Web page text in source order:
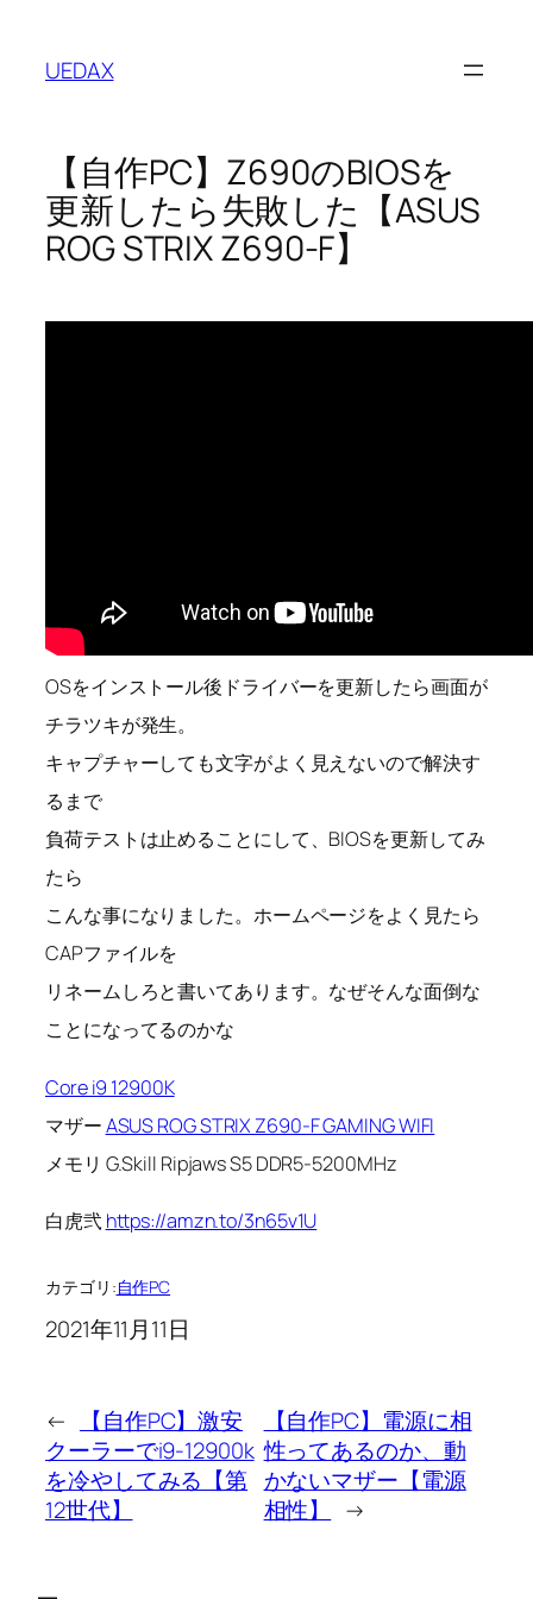
UEDAX
【自作PC】Z690のBIOSを
更新したら失敗した【ASUS
ROG STRIX Z690-F】
OSをインストール後ドライバーを更新したら画面が
チラツキが発生。
キャプチャーしても文字がよく見えないので解決す
るまで
負荷テストは止めることにして、BIOSを更新してみ
たら
こんな事になりました。ホームページをよく見たら
CAPファイルを
リネームしろと書いてあります。なぜそんな面倒な
ことになってるのかな
Core i9 12900K
マザーASUS ROG STRIX Z690-F GAMING WIFI
メモリ G.Skill Ripjaws S5 DDR5-5200MHz
白虎弐 https://amzn.to/3n65v1U
カテゴリ:自作PC
2021年11月11日
←
【自作PC】激安
クーラーでi9-12900k
を冷やしてみる【第
12世代】
【自作PC】電源に相
性ってあるのか、動
かないマザー【電源
相性】
→